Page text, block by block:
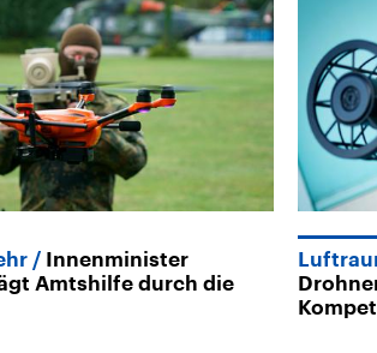
Innenminister
Amtshilfe durch die